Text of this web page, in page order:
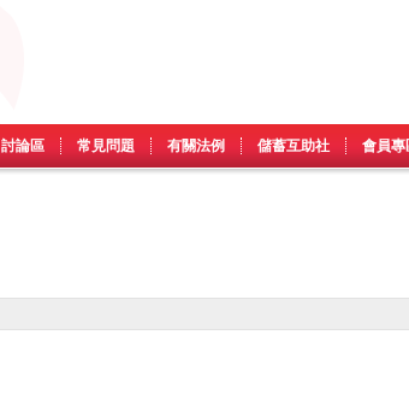
討論區 常見問題 有關法例 儲蓄互助社 會員專